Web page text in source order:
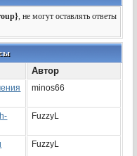
, не могут оставлять ответы
Автор
minos66
FuzzyL
FuzzyL